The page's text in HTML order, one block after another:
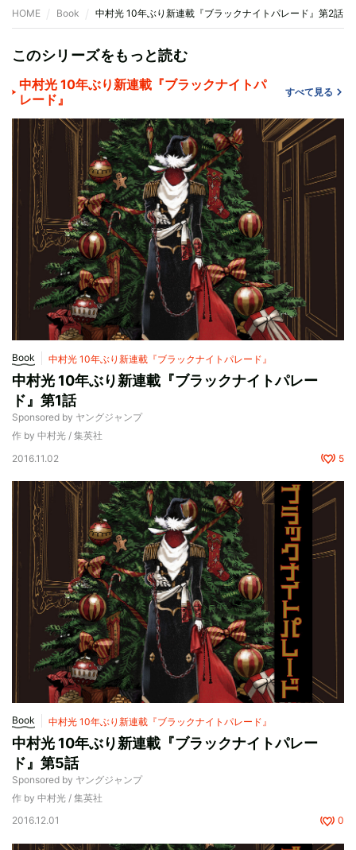
HOME Book 中村光 10年ぶり新連載『ブラックナイトパレード』第2話
このシリーズをもっと読む
中村光 10年ぶり新連載『ブラックナイトパ
レード』
すべて見る
Book 中村光 10年ぶり新連載『ブラックナイトパレード』
中村光 10年ぶり新連載『ブラックナイトパレー
ド』第1話
Sponsored by ヤングジャンプ
作 by 中村光 / 集英社
2016.11.02
5
Book 中村光 10年ぶり新連載『ブラックナイトパレード』
中村光 10年ぶり新連載『ブラックナイトパレー
ド』第5話
Sponsored by ヤングジャンプ
作 by 中村光 / 集英社
2016.12.01
0